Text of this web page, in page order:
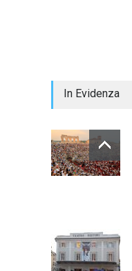
In Evidenza